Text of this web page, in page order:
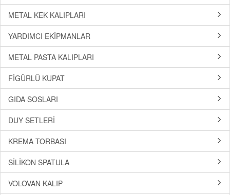
METAL KEK KALIPLARI
YARDIMCI EKİPMANLAR
METAL PASTA KALIPLARI
FİGÜRLÜ KUPAT
GIDA SOSLARI
DUY SETLERİ
KREMA TORBASI
SİLİKON SPATULA
VOLOVAN KALIP